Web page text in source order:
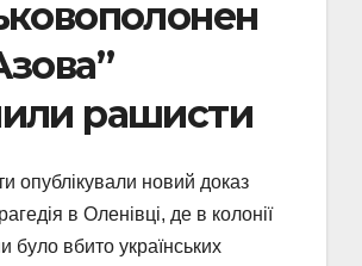
рашисти
опублікували новий доказ
в Оленівці, де в колонії
було вбито українських